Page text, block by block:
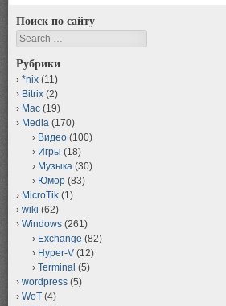
Поиск по сайту
Search
Рубрики
*nix (11)
Bitrix (2)
Mac (19)
Media (170)
Видео (100)
Игры (18)
Музыка (30)
Юмор (83)
MicroTik (1)
wiki (62)
Windows (261)
Exchange (82)
Hyper-V (12)
Terminal (5)
wordpress (5)
WoT (4)